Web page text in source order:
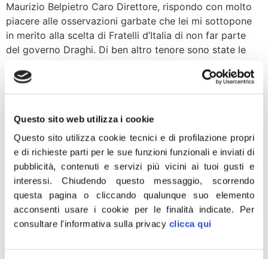
Questo sito web utilizza i cookie
Questo sito utilizza cookie tecnici e di profilazione propri
e di richieste parti per le sue funzioni funzionali e inviati di
pubblicità, contenuti e servizi più vicini ai tuoi gusti e
interessi.Chiudendo questo messaggio, scorrendo
questa pagina o cliccando qualunque suo elemento
acconsenti usare i cookie per le finalità indicate. Per
consultare l'informativa sulla privacy clicca qui
Maurizio Belpietro Caro Direttore, rispondo con molto
piacere alle osservazioni garbate che lei mi sottopone
in merito alla scelta di Fratelli d’Italia di non far parte
del governo Draghi. Di ben altro tenore sono state le
Meloni a «La Verità»:
«Niente piano pandemico e
troppi morti: Lorenzin, Grillo
e Speranza devono
risponderne»
Il presidente di FdI: «Sul Natale Conte si è improvvisato
teologo. Intollerabile. Dai vescovi italiani mi sarei